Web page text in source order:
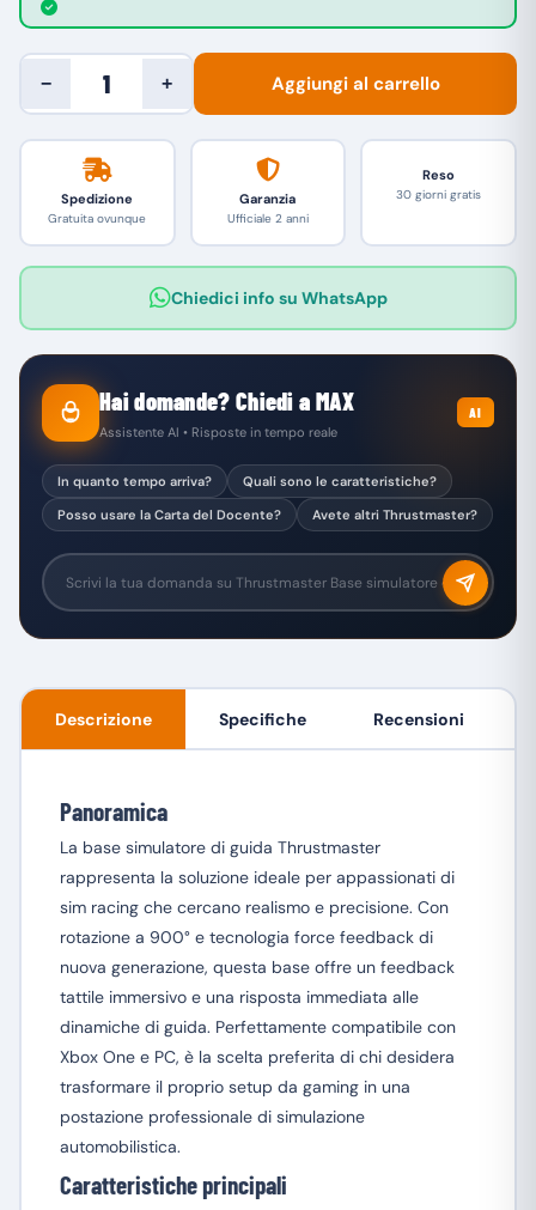
− + Aggiungi al carrello
Spedizione
Gratuita ovunque
Garanzia
Ufficiale 2 anni
Reso
30 giorni gratis
Chiedici info su WhatsApp
Hai domande? Chiedi a MAX
Assistente AI • Risposte in tempo reale
AI
In quanto tempo arriva?
Quali sono le caratteristiche?
Posso usare la Carta del Docente?
Avete altri Thrustmaster?
Descrizione Specifiche Recensioni
Panoramica
La base simulatore di guida Thrustmaster
rappresenta la soluzione ideale per appassionati di
sim racing che cercano realismo e precisione. Con
rotazione a 900° e tecnologia force feedback di
nuova generazione, questa base offre un feedback
tattile immersivo e una risposta immediata alle
dinamiche di guida. Perfettamente compatibile con
Xbox One e PC, è la scelta preferita di chi desidera
trasformare il proprio setup da gaming in una
postazione professionale di simulazione
automobilistica.
Caratteristiche principali